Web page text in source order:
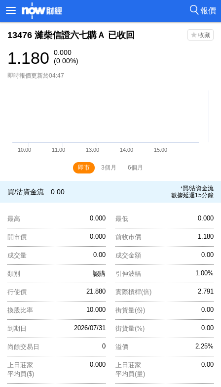
報價
13476 濰柴信證六七購Ａ 已收回
1.180
0.000
(0.00%)
即時報價更新於04:47
即市 3個月 6個月
買/沽資金流 0.00 *買/沽資金流
數據延遲15分鐘
0.000
最高 0.000
最低
0.000
開市價 1.180
前收市價
0.00
成交量 0.00
成交金額
認購
類別 1.00%
引伸波幅
21.880
行使價 2.791
實際槓桿(倍)
10.000
換股比率 0.00
街貨量(份)
2026/07/31
到期日 0.00
街貨量(%)
0
尚餘交易日 2.25%
溢價
0.000
上日莊家
平均買($)
0.00
上日莊家
平均買(量)